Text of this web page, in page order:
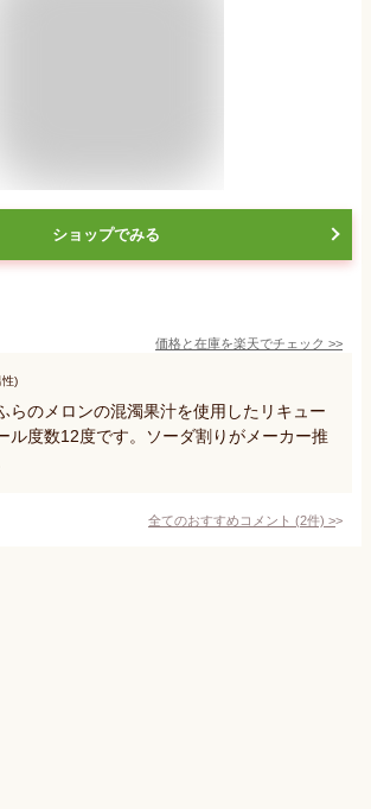
ショップでみる
価格と在庫を楽天でチェック >>
性)
らのメロンの混濁果汁を使用したリキュー
ル度数12度です。ソーダ割りがメーカー推
全てのおすすめコメント (2件) >